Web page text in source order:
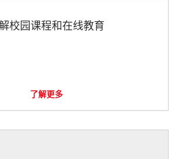
校园课程和在线教育
了解更多